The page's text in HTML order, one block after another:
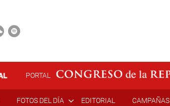
PORTAL
FOTOS DEL DÍA EDITORIAL CAMPAÑAS